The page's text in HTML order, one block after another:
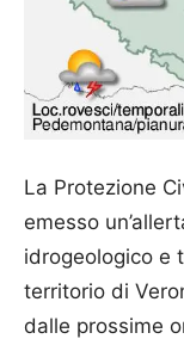
La Protezione
emesso
idrogeologico e
territorio di
dalle prossime